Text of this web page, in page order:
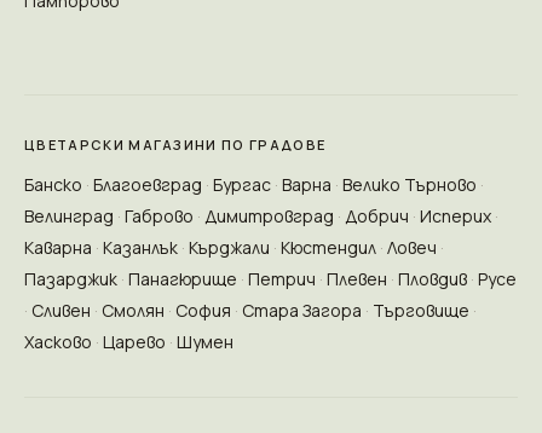
ЦВЕТАРСКИ МАГАЗИНИ ПО ГРАДОВЕ
Банско Благоевград Бургас Варна Велико Търново
Велинград Габрово Димитровград Добрич Исперих
Каварна Казанлък Кърджали Кюстендил Ловеч
Пазарджик Панагюрище Петрич Плевен Пловдив Русе
Сливен Смолян София Стара Загора Търговище
Хасково Царево Шумен